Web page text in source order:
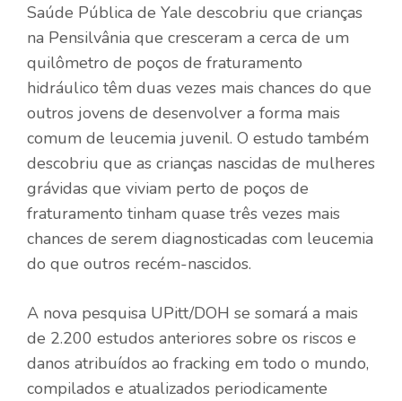
Saúde Pública de Yale descobriu que crianças
na Pensilvânia que cresceram a cerca de um
quilômetro de poços de fraturamento
hidráulico têm duas vezes mais chances do que
outros jovens de desenvolver a forma mais
comum de leucemia juvenil. O estudo também
descobriu que as crianças nascidas de mulheres
grávidas que viviam perto de poços de
fraturamento tinham quase três vezes mais
chances de serem diagnosticadas com leucemia
do que outros recém-nascidos.
A nova pesquisa UPitt/DOH se somará a mais
de 2.200 estudos anteriores sobre os riscos e
danos atribuídos ao fracking em todo o mundo,
compilados e atualizados periodicamente